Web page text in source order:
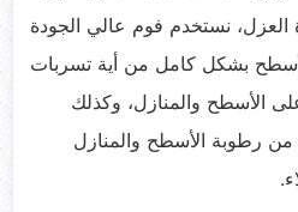
نستخدم فوم عالي الجودة
بشكل كامل من أية تسربات
الأسطح والمنازل، وكذلك
من رطوبة الأسطح والمنازل